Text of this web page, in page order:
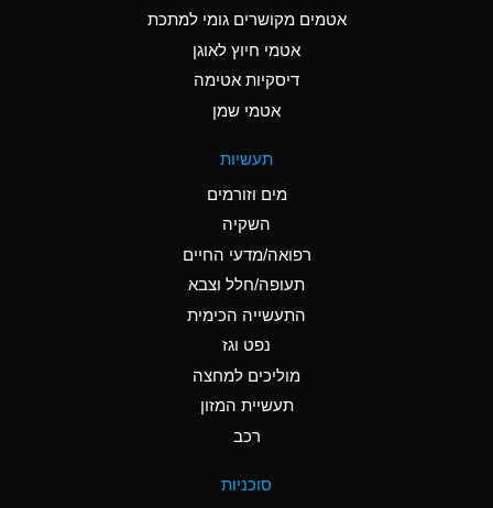
Ammonia Anhydrous
C
Ammonia Gas (cold)
A
Ammonia Gas (hot)
Ammonium Hydroxide
A
Ammonium Nitrate
Ammonium Nitrite
Ammonium Persulfate
אטמים מקושרים גומי למתכת
אטמי חיוץ לאוגן
דיסקיות אטימה
אטמי שמן
תעשיות
מים וזורמים
השקיה
רפואה/מדעי החיים
תעופה/חלל וצבא
התעשייה הכימית
נפט וגז
מוליכים למחצה
תעשיית המזון
רכב
סוכניות